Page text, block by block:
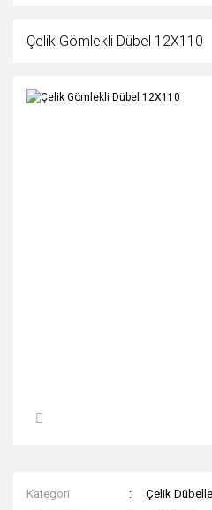
Çelik Gömlekli Dübel 12X110
Kategori
Çelik